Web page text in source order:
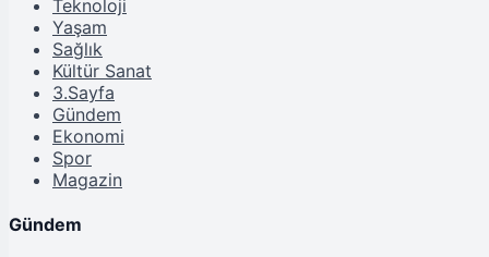
Teknoloji
Yaşam
Sağlık
Kültür Sanat
3.Sayfa
Gündem
Ekonomi
Spor
Magazin
Gündem